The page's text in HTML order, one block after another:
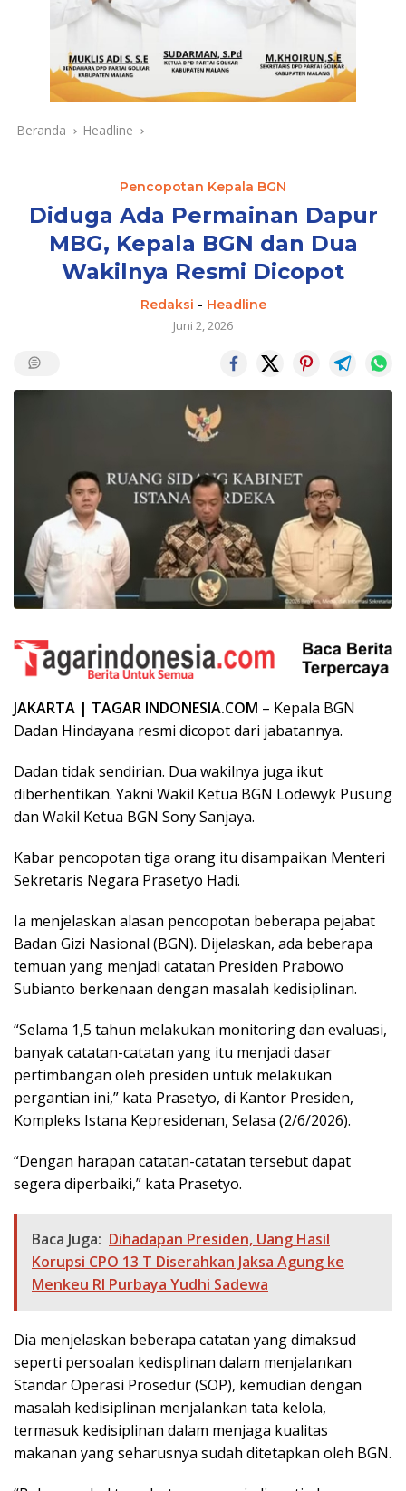
Beranda Headline
Pencopotan Kepala BGN
Diduga Ada Permainan Dapur
MBG, Kepala BGN dan Dua
Wakilnya Resmi Dicopot
Redaksi - Headline
Juni 2, 2026
JAKARTA | TAGAR INDONESIA.COM – Kepala BGN
Dadan Hindayana resmi dicopot dari jabatannya.
Dadan tidak sendirian. Dua wakilnya juga ikut
diberhentikan. Yakni Wakil Ketua BGN Lodewyk Pusung
dan Wakil Ketua BGN Sony Sanjaya.
Kabar pencopotan tiga orang itu disampaikan Menteri
Sekretaris Negara Prasetyo Hadi.
Ia menjelaskan alasan pencopotan beberapa pejabat
Badan Gizi Nasional (BGN). Dijelaskan, ada beberapa
temuan yang menjadi catatan Presiden Prabowo
Subianto berkenaan dengan masalah kedisiplinan.
“Selama 1,5 tahun melakukan monitoring dan evaluasi,
banyak catatan-catatan yang itu menjadi dasar
pertimbangan oleh presiden untuk melakukan
pergantian ini,” kata Prasetyo, di Kantor Presiden,
Kompleks Istana Kepresidenan, Selasa (2/6/2026).
“Dengan harapan catatan-catatan tersebut dapat
segera diperbaiki,” kata Prasetyo.
Baca Juga: Dihadapan Presiden, Uang Hasil
Korupsi CPO 13 T Diserahkan Jaksa Agung ke
Menkeu RI Purbaya Yudhi Sadewa
Dia menjelaskan beberapa catatan yang dimaksud
seperti persoalan kedisplinan dalam menjalankan
Standar Operasi Prosedur (SOP), kemudian dengan
masalah kedisiplinan menjalankan tata kelola,
termasuk kedisiplinan dalam menjaga kualitas
makanan yang seharusnya sudah ditetapkan oleh BGN.